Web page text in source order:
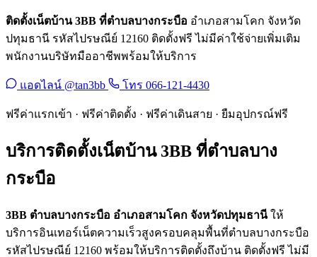
ติดตั้งเน็ตบ้าน 3BB ที่ตำบลบางกระบือ อำเภอสามโคก จังหวัด
ปทุมธานี รหัสไปรษณีย์ 12160 ติดตั้งฟรี ไม่มีค่าใช้จ่ายเพิ่มเติม
พนักงานบริษัทมืออาชีพพร้อมให้บริการ
แอดไลน์ @tan3bb โทร 066-121-4430
ฟรีค่าแรกเข้า · ฟรีค่าติดตั้ง · ฟรีค่าเดินสาย · ยืมอุปกรณ์ฟรี
บริการติดตั้งเน็ตบ้าน 3BB ที่ตำบลบาง
กระบือ
3BB ตำบลบางกระบือ อำเภอสามโคก จังหวัดปทุมธานีให้
บริการอินเทอร์เน็ตความเร็วสูงครอบคลุมพื้นที่ตำบลบางกระบือ
รหัสไปรษณีย์ 12160 พร้อมให้บริการติดตั้งถึงบ้าน ติดตั้งฟรี ไม่มี